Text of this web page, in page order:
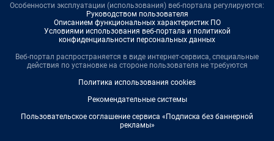
Особенности эксплуатации (использования) веб-портала регулируются:
Руководством пользователя
Описанием функциональных характеристик ПО
Условиями использования веб-портала и политикой
конфиденциальности персональных данных
Веб-портал распространяется в виде интернет-сервиса, специальные
действия по установке на стороне пользователя не требуются
Политика использования cookies
Рекомендательные системы
Пользовательское соглашение сервиса «Подписка без баннерной
рекламы»